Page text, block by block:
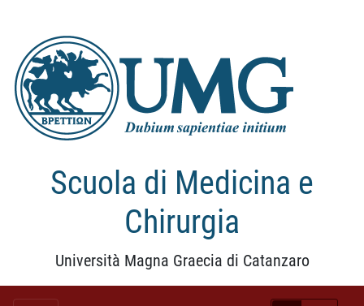
Scuola di Medicina e
Chirurgia
Università Magna Graecia di Catanzaro